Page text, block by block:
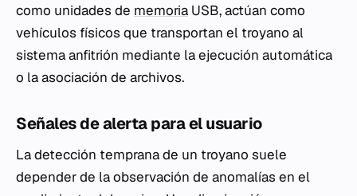
como unidades de memoria USB, actúan como
vehículos físicos que transportan el troyano al
sistema anfitrión mediante la ejecución automática
o la asociación de archivos.
Señales de alerta para el usuario
La detección temprana de un troyano suele
depender de la observación de anomalías en el